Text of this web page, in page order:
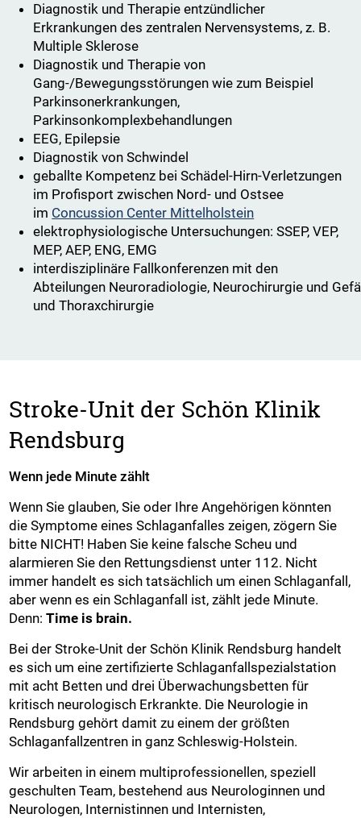
Diagnostik und Therapie entzündlicher
Erkrankungen des zentralen Nervensystems, z. B.
Multiple Sklerose
Diagnostik und Therapie von
Gang-/Bewegungsstörungen wie zum Beispiel
Parkinsonerkrankungen,
Parkinsonkomplexbehandlungen
EEG, Epilepsie
Diagnostik von Schwindel
geballte Kompetenz bei Schädel-Hirn-Verletzungen
im Profisport zwischen Nord- und Ostsee
im Concussion Center Mittelholstein
elektrophysiologische Untersuchungen: SSEP, VEP,
MEP, AEP, ENG, EMG
interdisziplinäre Fallkonferenzen mit den
Abteilungen Neuroradiologie, Neurochirurgie und
und Thoraxchirurgie
Stroke-Unit der Schön Klinik
Rendsburg
Wenn jede Minute zählt
Wenn Sie glauben, Sie oder Ihre Angehörigen könnten
die Symptome eines Schlaganfalles zeigen, zögern Sie
bitte NICHT! Haben Sie keine falsche Scheu und
alarmieren Sie den Rettungsdienst unter 112. Nicht
immer handelt es sich tatsächlich um einen Schlaganfall,
aber wenn es ein Schlaganfall ist, zählt jede Minute.
Denn:Time is brain.
Bei der Stroke-Unit der Schön Klinik Rendsburg handelt
es sich um eine zertifizierte Schlaganfallspezialstation
mit acht Betten und drei Überwachungsbetten für
kritisch neurologisch Erkrankte. Die Neurologie in
Rendsburg gehört damit zu einem der größten
Schlaganfallzentren in ganz Schleswig-Holstein.
Wir arbeiten in einem multiprofessionellen, speziell
geschulten Team, bestehend aus Neurologinnen und
Neurologen, Internistinnen und Internisten,